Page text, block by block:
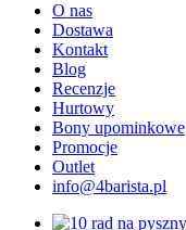
O nas
Dostawa
Kontakt
Blog
Recenzje
Hurtowy
Bony upominkowe
Promocje
Outlet
info@4barista.pl